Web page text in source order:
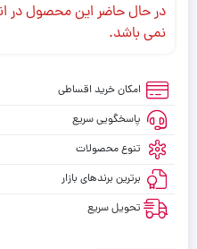
در حال حاضر این محصول در
نمی باشد.
امکان خرید اقساطی
پاسخگویی سریع
تنوع محصولات
برترین برندهای بازار
تحویل سریع